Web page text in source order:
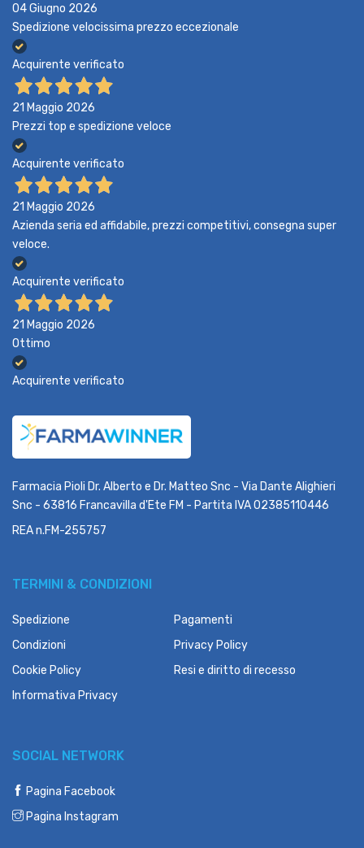
04 Giugno 2026
Spedizione velocissima prezzo eccezionale
Acquirente verificato
21 Maggio 2026
Prezzi top e spedizione veloce
Acquirente verificato
21 Maggio 2026
Azienda seria ed affidabile, prezzi competitivi, consegna super
veloce.
Acquirente verificato
21 Maggio 2026
Ottimo
Acquirente verificato
Farmacia Pioli Dr. Alberto e Dr. Matteo Snc - Via Dante Alighieri
Snc - 63816 Francavilla d'Ete FM - Partita IVA 02385110446
REA n.FM-255757
TERMINI & CONDIZIONI
Spedizione
Pagamenti
Condizioni
Privacy Policy
Cookie Policy
Resi e diritto di recesso
Informativa Privacy
SOCIAL NETWORK
Pagina Facebook
Pagina Instagram